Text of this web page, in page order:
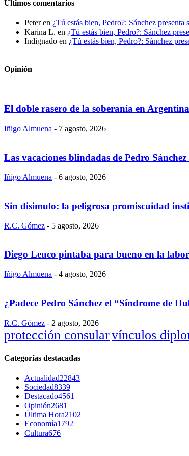
Últimos comentarios
Peteren ¿Tú estás bien, Pedro?: Sánchez
Karina L. en ¿Tú estás bien, Pedro?: Sánchez
Indignado en ¿Tú estás bien, Pedro?: Sánchez
Opinión
El doble rasero de la soberanía en
Iñigo Almuena - 7 agosto, 2026
Las vacaciones blindadas de Pedro
Iñigo Almuena - 6 agosto, 2026
Sin disimulo: la peligrosa promiscuidad
R.C. Gómez - 5 agosto, 2026
Diego Leuco pintaba para bueno en la
Iñigo Almuena - 4 agosto, 2026
¿Padece Pedro Sánchez el “Síndrome de
R.C. Gómez - 2 agosto, 2026
protección consularvínculos
Categorías destacadas
Actualidad22843
Sociedad8339
Destacado4561
Opinión2681
Última Hora2102
Economía1792
Cultura676